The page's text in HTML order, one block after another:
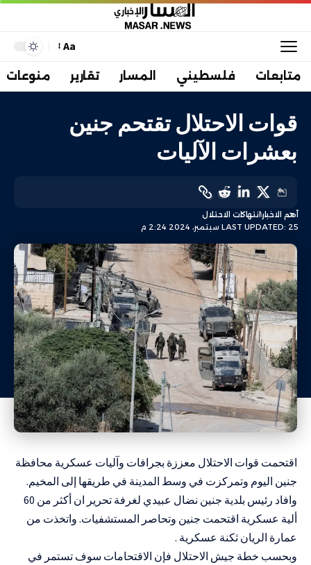
Aa
متابعات فلسطيني المسار تقارير منوعات
قوات الاحتلال تقتحم جنين
بعشرات الآليات
LAST UPDATED: 25 سبتمبر، 2024 2:24 م
أهم الاخبارانتهاكات الاحتلال
اقتحمت قوات الاحتلال معززة بجرافات وآليات عسكرية محافظة
جنين اليوم وتمركزت في وسط المدينة في طريقها إلى المخيم.
وافاد رئيس بلدية جنين نضال عبيدي لغرفة تحرير ان أكثر من 60
ألية عسكرية اقتحمت جنين وتحاصر المستشفيات. واتخذت من
عمارة الريان ثكنة عسكرية .
وبحسب خطة جيش الاحتلال فإن الاقتحامات سوف تستمر في